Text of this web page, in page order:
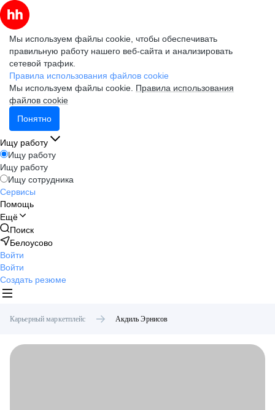
Мы используем файлы cookie, чтобы обеспечивать
правильную работу нашего веб-сайта и анализировать
сетевой трафик.
Правила использования файлов cookie
Мы используем файлы cookie. Правила использования
файлов cookie
Понятно
Ищу работу
Ищу работу
Ищу работу
Ищу сотрудника
Сервисы
Помощь
Ещё
Поиск
Белоусово
Войти
Войти
Создать резюме
Карьерный маркетплейс Акдиль Эрнисов